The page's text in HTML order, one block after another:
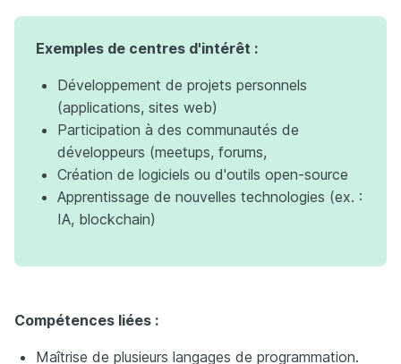
Exemples de centres d'intérêt :
Développement de projets personnels
(applications, sites web)
Participation à des communautés de
développeurs (meetups, forums,
Création de logiciels ou d'outils open-source
Apprentissage de nouvelles technologies (ex. :
IA, blockchain)
Compétences liées :
Maîtrise de plusieurs langages de programmation.